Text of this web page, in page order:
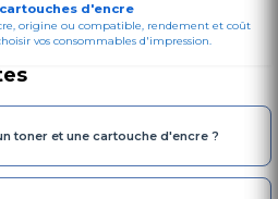
d'encre
origine ou compatible, rendement et coût
vos consommables d'impression.
toner et une cartouche d'encre ?